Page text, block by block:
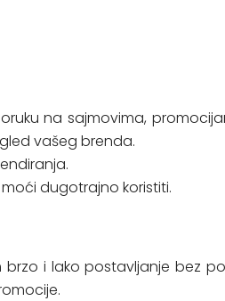
na sajmovima,
vašeg brenda.
dugotrajno koristiti.
i lako postavljanje bez